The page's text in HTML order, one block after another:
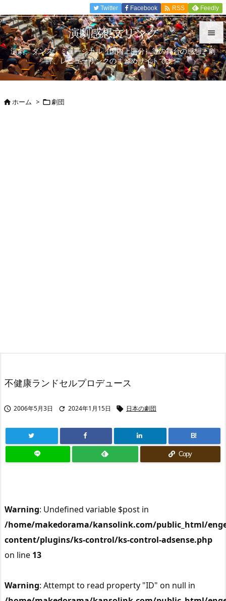


メニュ

Twitter Facebook  RSS Feedly
演劇感想文リンク
演劇、ダンス、ミュージカル（国内上演分）等の舞台の感想、劇
評、レビューリンクのまとめサイトです。
ホーム > 劇団
不健康ランドセルプロデュース
 2006年5月3日  2024年1月15日  日本の劇団
B!
Copy
Warning: Undefined variable $post in
/home/makedorama/kansolink.com/public_html/
content/plugins/ks-control/ks-control-adsense.php
on line 13
Warning: Attempt to read property "ID" on null in